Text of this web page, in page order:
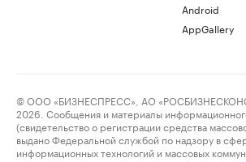
Android
AppGallery
© ООО «БИЗНЕСПРЕСС», АО
2026. Сообщения и материалы
(свидетельство о регистрации средства
выдано Федеральной службой по надзору в
информационных технологий и массовых